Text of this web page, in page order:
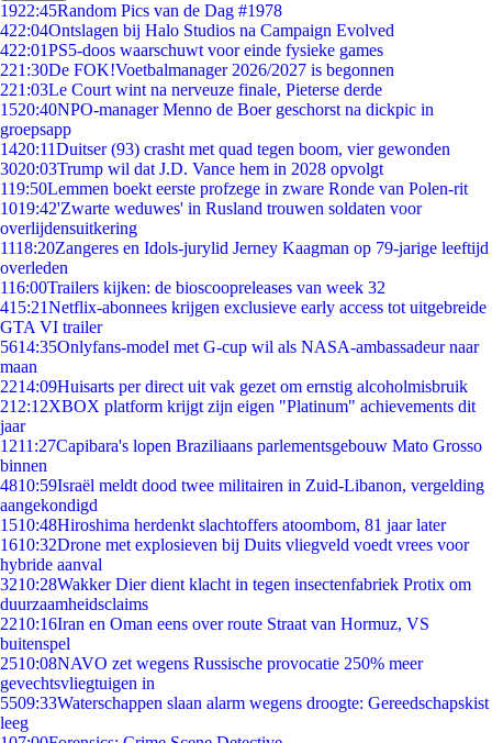
1922:45Random Pics van de Dag #1978
422:04Ontslagen bij Halo Studios na Campaign Evolved
422:01PS5-doos waarschuwt voor einde fysieke games
221:30De FOK!Voetbalmanager 2026/2027 is begonnen
221:03Le Court wint na nerveuze finale, Pieterse derde
1520:40NPO-manager Menno de Boer geschorst na dickpic in
groepsapp
1420:11Duitser (93) crasht met quad tegen boom, vier gewonden
3020:03Trump wil dat J.D. Vance hem in 2028 opvolgt
119:50Lemmen boekt eerste profzege in zware Ronde van Polen-rit
1019:42'Zwarte weduwes' in Rusland trouwen soldaten voor
overlijdensuitkering
1118:20Zangeres en Idols-jurylid Jerney Kaagman op 79-jarige leeftijd
overleden
116:00Trailers kijken: de bioscoopreleases van week 32
415:21Netflix-abonnees krijgen exclusieve early access tot uitgebreide
GTA VI trailer
5614:35Onlyfans-model met G-cup wil als NASA-ambassadeur naar
maan
2214:09Huisarts per direct uit vak gezet om ernstig alcoholmisbruik
212:12XBOX platform krijgt zijn eigen "Platinum" achievements dit
jaar
1211:27Capibara's lopen Braziliaans parlementsgebouw Mato Grosso
binnen
4810:59Israël meldt dood twee militairen in Zuid-Libanon, vergelding
aangekondigd
1510:48Hiroshima herdenkt slachtoffers atoombom, 81 jaar later
1610:32Drone met explosieven bij Duits vliegveld voedt vrees voor
hybride aanval
3210:28Wakker Dier dient klacht in tegen insectenfabriek Protix om
duurzaamheidsclaims
2210:16Iran en Oman eens over route Straat van Hormuz, VS
buitenspel
2510:08NAVO zet wegens Russische provocatie 250% meer
gevechtsvliegtuigen in
5509:33Waterschappen slaan alarm wegens droogte: Gereedschapskist
leeg